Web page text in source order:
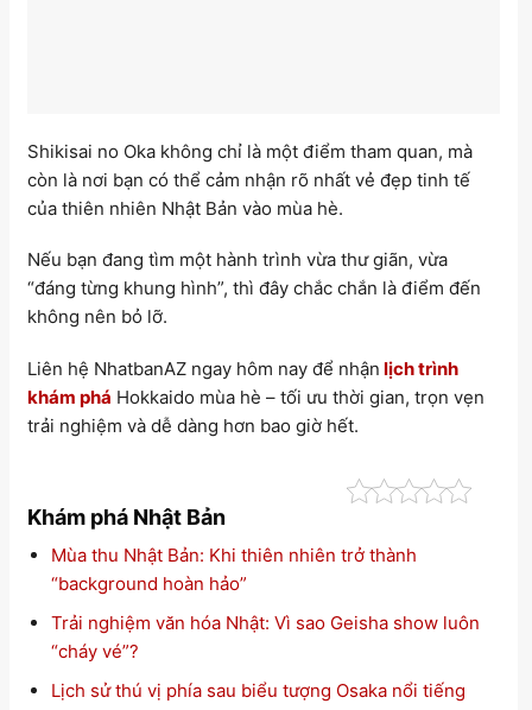
Shikisai no Oka không chỉ là một điểm tham quan, mà
còn là nơi bạn có thể cảm nhận rõ nhất vẻ đẹp tinh tế
của thiên nhiên Nhật Bản vào mùa hè.
Nếu bạn đang tìm một hành trình vừa thư giãn, vừa
“đáng từng khung hình”, thì đây chắc chắn là điểm đến
không nên bỏ lỡ.
Liên hệ NhatbanAZ ngay hôm nay để nhận lịch trình
khám phá Hokkaido mùa hè – tối ưu thời gian, trọn vẹn
trải nghiệm và dễ dàng hơn bao giờ hết.
Khám phá Nhật Bản
Mùa thu Nhật Bản: Khi thiên nhiên trở thành
“background hoàn hảo”
Trải nghiệm văn hóa Nhật: Vì sao Geisha show luôn
“cháy vé”?
Lịch sử thú vị phía sau biểu tượng Osaka nổi tiếng